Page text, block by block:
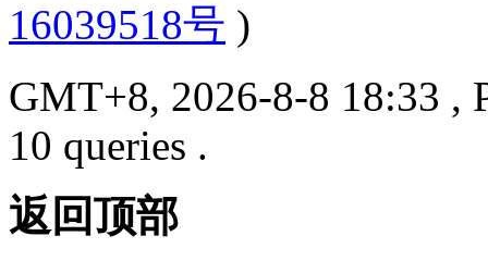
16039518号 )
GMT+8, 2026-8-8 18:33 ,
10 queries .
返回顶部